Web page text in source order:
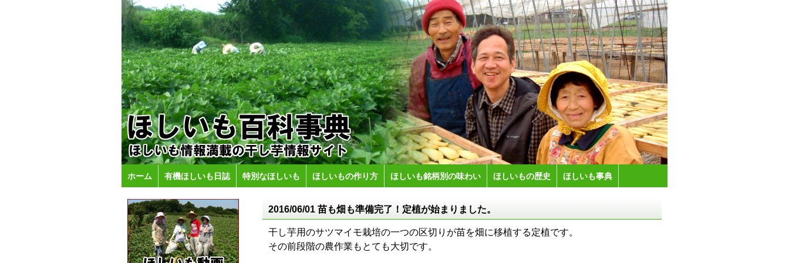
ホーム 有機ほしいも日誌 特別なほしいも ほしいもの作り方 ほしいも銘柄別の味わい ほしいもの歴史 ほしいも事典
2016/06/01 苗も畑も準備完了！定植が始まりました。
干し芋用のサツマイモ栽培の一つの区切りが苗を畑に移植する定植です。
その前段階の農作業もとても大切です。